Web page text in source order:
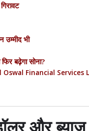
भी
बढ़ेगा सोना?
Financial Services